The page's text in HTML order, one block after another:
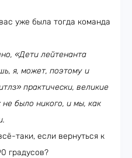
уже была тогда команда
«Дети лейтенанта
я, может, поэтому и
практически, великие
было никого, и мы, как
таки, если вернуться к
градусов?